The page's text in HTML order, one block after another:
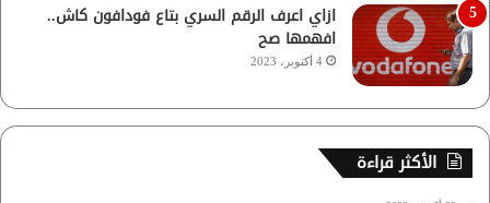
ازاي اعرف الرقم السري بتاع فودافون كاش..
افهمها صح
4 أكتوبر، 2023
الأكثر قراءة